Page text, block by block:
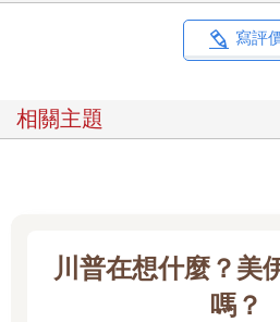
寫評
相關主題
川普在想什麼？美
嗎？